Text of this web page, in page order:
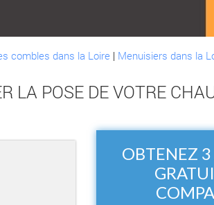
combles dans la Loire | Menuisiers dans la
LA POSE DE VOTRE
OBTENEZ